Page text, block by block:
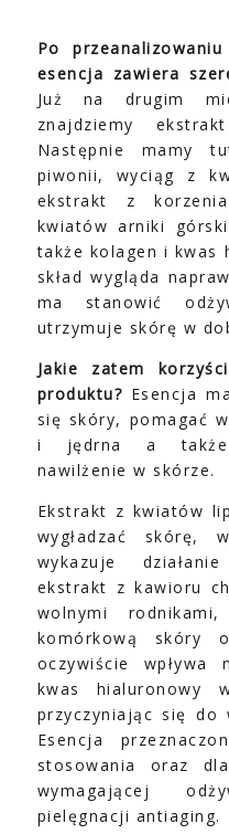
Po
esencja zawiera
Już na drugim
znajdziemy
Następnie mamy
piwonii, wyciąg z
ekstrakt z
kwiatów arniki
także kolagen i kwas
skład wygląda
ma stanowić
utrzymuje skórę w
Jakie zatem
produktu? Esencja
się skóry, pomagać
i jędrna a także
nawilżenie w skórze.
Ekstrakt z kwiatów
wygładzać skórę,
wykazuje
ekstrakt z kawioru
wolnymi
komórkową skóry
oczywiście
kwas hialuronowy
przyczyniając się do
Esencja
stosowania oraz
wymagającej
pielęgnacji antiaging.